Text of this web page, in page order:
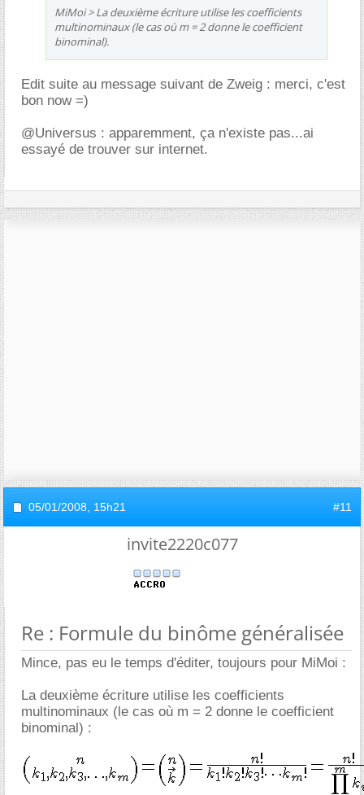
MiMoi > La deuxième écriture utilise les coefficients
multinominaux (le cas où m = 2 donne le coefficient
binominal).
Edit suite au message suivant de Zweig : merci, c'est
bon now =)
@Universus : apparemment, ça n'existe pas...ai
essayé de trouver sur internet.
05/01/2008, 15h21 #11
invite2220c077
Re : Formule du binôme généralisée
Mince, pas eu le temps d'éditer, toujours pour MiMoi :
La deuxième écriture utilise les coefficients
multinominaux (le cas où m = 2 donne le coefficient
binominal) :